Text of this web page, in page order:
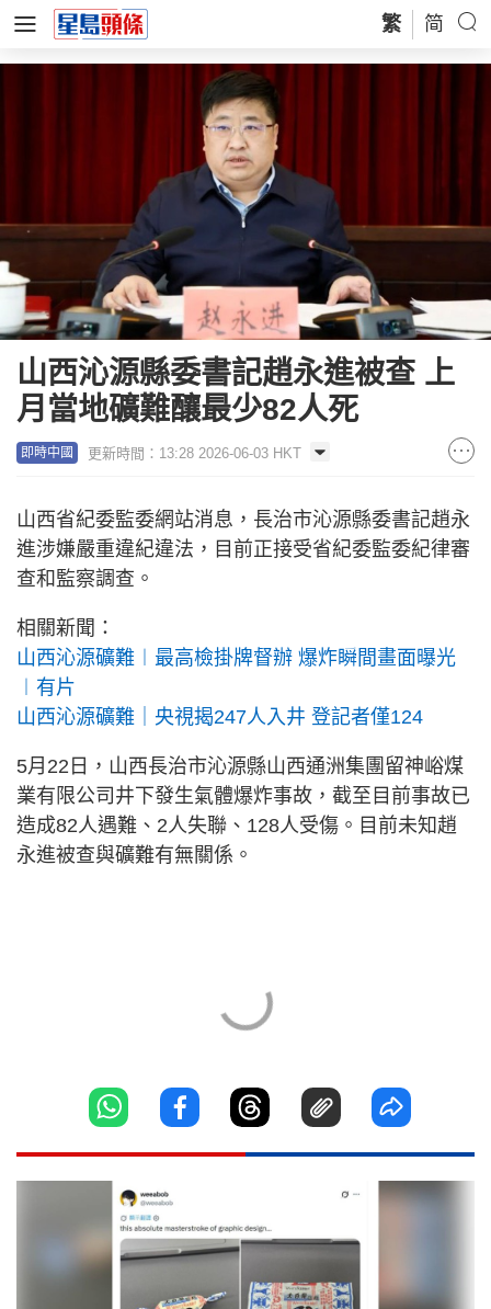
繁 简
山西沁源縣委書記趙永進被查 上
月當地礦難釀最少82人死
即時中國 更新時間：13:28 2026-06-03 HKT
山西省紀委監委網站消息，長治市沁源縣委書記趙永
進涉嫌嚴重違紀違法，目前正接受省紀委監委紀律審
查和監察調查。
相關新聞：
山西沁源礦難︱最高檢掛牌督辦 爆炸瞬間畫面曝光
︱有片
山西沁源礦難｜央視揭247人入井 登記者僅124
5月22日，山西長治市沁源縣山西通洲集團留神峪煤
業有限公司井下發生氣體爆炸事故，截至目前事故已
造成82人遇難、2人失聯、128人受傷。目前未知趙
永進被查與礦難有無關係。